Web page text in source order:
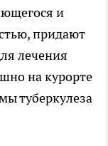
и
придают
лечения
на курорте
туберкулеза